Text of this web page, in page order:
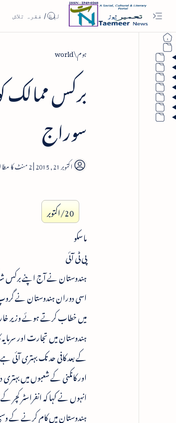
ہوم world
برکس ممالک
سوراج
2
20/اکتوبر
ماسکو
پی ٹی آئی
ہندوستان نے آج اپنے برکس
اسی دوران ہندوستان نے
میں خطاب کرتے ہوئے وزیر
ہندوستان میں تجارت اور
کے بعد کافی حد تک بہتری آئی
اور کانکنی کے شعبوں میں
انہوں نے کہا کہ انفراسٹر
ہندوستان میں کام کرنے کے